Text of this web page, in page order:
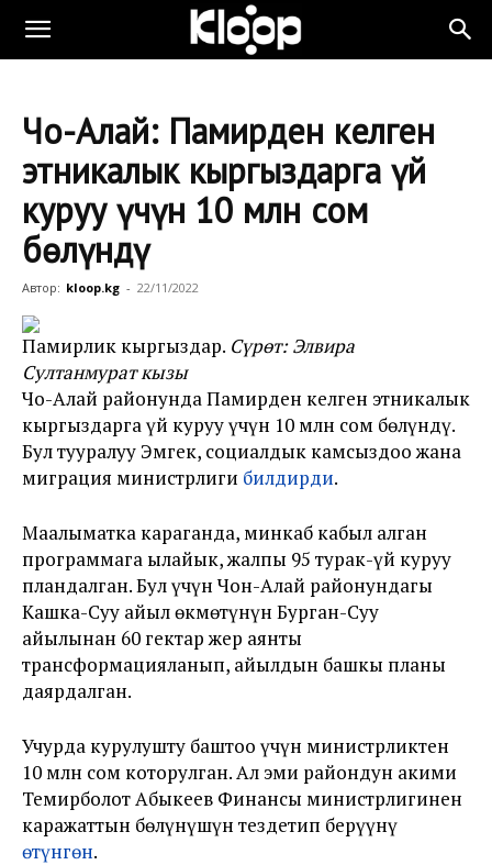
Чоң-Алай: Памирден келген
этникалык кыргыздарга үй
куруу үчүн 10 млн сом
бөлүндү
Автор: kloop.kg - 22/11/2022
Памирлик кыргыздар. Сүрөт: Элвира
Султанмурат кызы
Чоң-Алай районунда Памирден келген этникалык
кыргыздарга үй куруу үчүн 10 млн сом бөлүндү.
Бул тууралуу Эмгек, социалдык камсыздоо жана
миграция министрлиги билдирди.
Маалыматка караганда, минкаб кабыл алган
программага ылайык, жалпы 95 турак-үй куруу
пландалган. Бул үчүн Чон-Алай районундагы
Кашка-Суу айыл өкмөтүнүн Бурган-Суу
айылынан 60 гектар жер аянты
трансформацияланып, айылдын башкы планы
даярдалган.
Учурда курулушту баштоо үчүн министрликтен
10 млн сом которулган. Ал эми райондун акими
Темирболот Абыкеев Финансы министрлигинен
каражаттын бөлүнүшүн тездетип берүүнү
өтүнгөн.